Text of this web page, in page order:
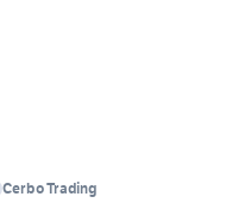
Cerbo Trading